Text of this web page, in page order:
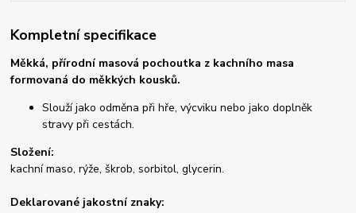
Kompletní specifikace
Měkká, přírodní masová pochoutka z kachního masa
formovaná do měkkých kousků.
Slouží jako odměna při hře, výcviku nebo jako doplněk
stravy při cestách.
Složení:
kachní maso, rýže, škrob, sorbitol, glycerin.
Deklarované jakostní znaky: